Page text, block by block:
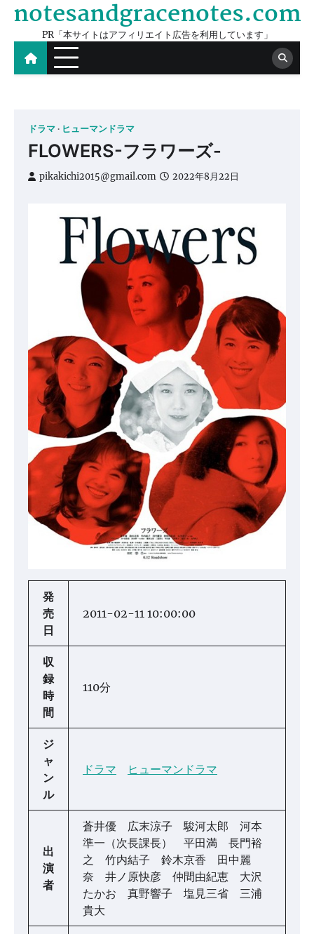
Skip
content
notesandgracenotes.com
PR「本サイトはアフィリエイト広告を利用しています」
ドラマ ヒューマンドラマ
FLOWERS-フラワーズ-
pikakichi2015@gmail.com 2022年8月22日
発
売
日
2011-02-11 10:00:00
収
録
時
間
110分
ジ
ャ
ン
ル
ドラマ ヒューマンドラマ
出
演
者
蒼井優 広末涼子 駿河太郎 河本
準一（次長課長） 平田満 長門裕
之 竹内結子 鈴木京香 田中麗
奈 井ノ原快彦 仲間由紀恵 大沢
たかお 真野響子 塩見三省 三浦
貴大